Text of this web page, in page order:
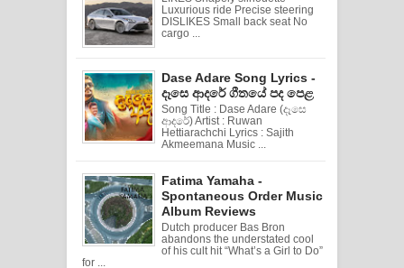
Luxurious ride Precise steering
DISLIKES Small back seat No
cargo ...
Dase Adare Song Lyrics -
දෑසෙ ආදරේ ගීතයේ පද පෙළ
Song Title : Dase Adare (දෑසෙ
ආදරේ) Artist : Ruwan
Hettiarachchi Lyrics : Sajith
Akmeemana Music ...
Fatima Yamaha -
Spontaneous Order Music
Album Reviews
Dutch producer Bas Bron
abandons the understated cool
of his cult hit “What’s a Girl to Do”
for ...